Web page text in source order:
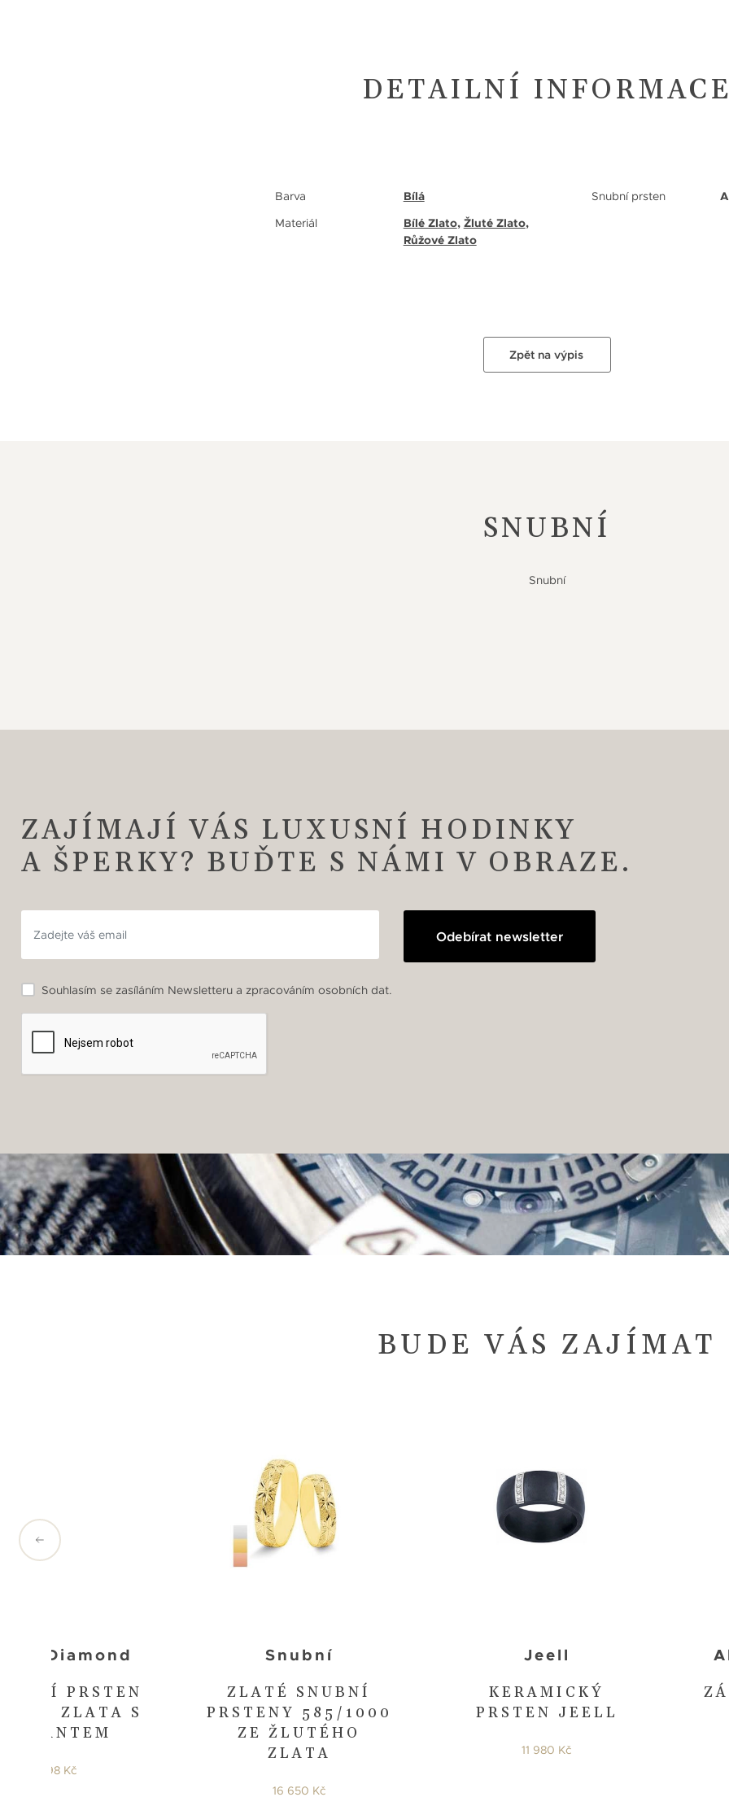
DETAILNÍ
Barva
Bílá
Materiál
Bílé Zlato, Žluté Zlato,
Růžové Zlato
Snubní prsten
Zpět na výpis
SNUBNÍ
Snubní
ZAJÍMAJÍ VÁS LUXUSNÍ HODINKY
A ŠPERKY? BUĎTE S NÁMI V OBRAZE.
Odebírat newsletter
Souhlasím se zasíláním Newsletteru a zpracováním osobních dat.
BUDE VÁS ZAJÍMAT
KERAMICKÝ
PRSTEN JEELL
Jeell
11 980 Kč
PRSTEN
ZLATA S
Diamond
15 998 Kč
ZLATÉ SNUBNÍ
PRSTENY 585/1000
ZE ŽLUTÉHO
ZLATA
Snubní
16 650 Kč